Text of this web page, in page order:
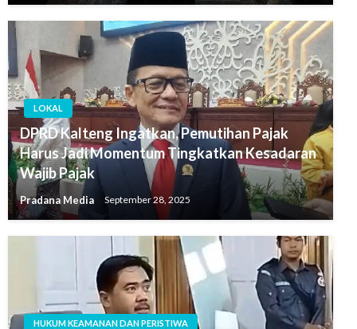
LOKAL
DPRD Kalteng Ingatkan, Pemutihan Pajak
Harus Jadi Momentum Tingkatkan Kesadaran
Wajib Pajak
Pradana Media September 28, 2025
HUKUM KEAMANAN DAN PERISTIWA